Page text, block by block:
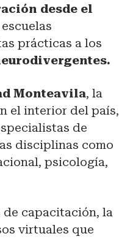
desde el
prácticas a los
Monteavila, la
el interior del país,
de
disciplinas como
psicología,
capacitación, la
virtuales que